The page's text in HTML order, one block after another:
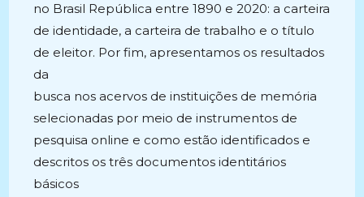
no Brasil República entre 1890 e 2020: a carteira
de identidade, a carteira de trabalho e o título
de eleitor. Por fim, apresentamos os resultados
da
busca nos acervos de instituições de memória
selecionadas por meio de instrumentos de
pesquisa online e como estão identificados e
descritos os três documentos identitários
básicos